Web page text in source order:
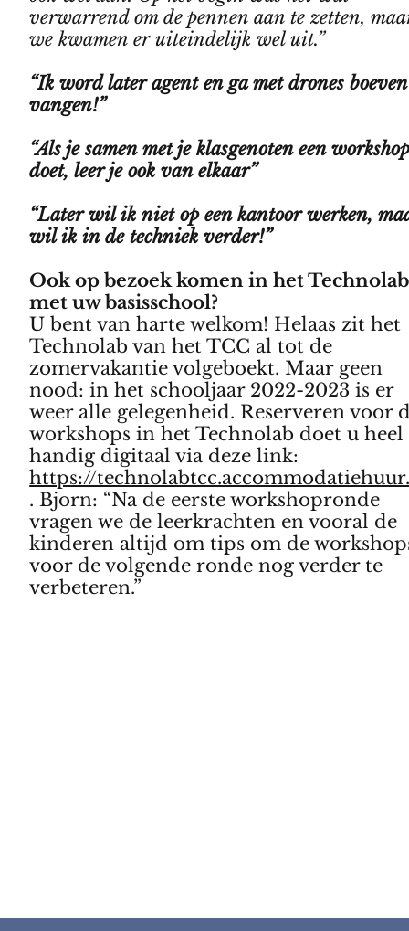
verwarrend om de pennen aan te zetten,
we kwamen er uiteindelijk wel uit.”
“Ik word later agent en ga met drones boeven
vangen!”
“Als je samen met je klasgenoten een
doet, leer je ook van elkaar”
“Later wil ik niet op een kantoor werken,
wil ik in de techniek verder!”
Ook op bezoek komen in het Technolab
met uw basisschool?
U bent van harte welkom! Helaas zit het
Technolab van het TCC al tot de
zomervakantie volgeboekt. Maar geen
nood: in het schooljaar 2022-2023 is er
weer alle gelegenheid. Reserveren voor
workshops in het Technolab doet u heel
handig digitaal via deze link:
https://
. Bjorn: “Na de eerste workshopronde
vragen we de leerkrachten en vooral de
kinderen altijd om tips om de
voor de volgende ronde nog verder te
verbeteren.”